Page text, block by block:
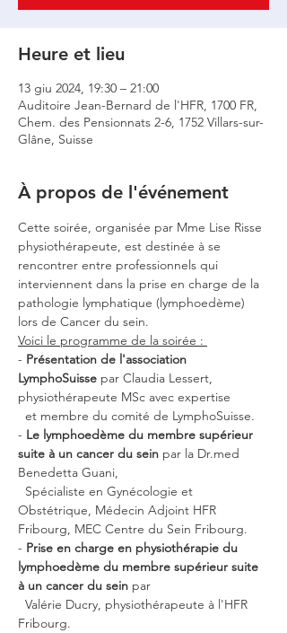
Heure et lieu
13 giu 2024, 19:30 – 21:00
Auditoire Jean-Bernard de l'HFR, 1700 FR,
Chem. des Pensionnats 2-6, 1752 Villars-sur-
Glâne, Suisse
À propos de l'événement
Cette soirée, organisée par Mme Lise Risse
physiothérapeute, est destinée à se
rencontrer entre professionnels qui
interviennent dans la prise en charge de la
pathologie lymphatique (lymphoedème)
lors de Cancer du sein.
Voici le programme de la soirée :
- Présentation de l'association
LymphoSuisse par Claudia Lessert,
physiothérapeute MSc avec expertise
et membre du comité de LymphoSuisse.
- Le lymphoedème du membre supérieur
suite à un cancer du sein par la Dr.med
Benedetta Guani,
Spécialiste en Gynécologie et
Obstétrique, Médecin Adjoint HFR
Fribourg, MEC Centre du Sein Fribourg.
- Prise en charge en physiothérapie du
lymphoedème du membre supérieur suite
à un cancer du sein par
Valérie Ducry, physiothérapeute à l'HFR
Fribourg.